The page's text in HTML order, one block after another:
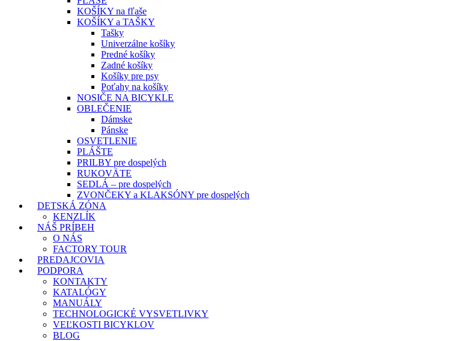
KOŠÍKY na fľaše
KOŠÍKY a TAŠKY
Tašky
Univerzálne košíky
Predné košíky
Zadné košíky
Košíky pre psy
Poťahy na košíky
NOSIČE NA BICYKLE
OBLEČENIE
Dámske
Pánske
OSVETLENIE
PLÁŠTE
PRILBY pre dospelých
RUKOVÄTE
SEDLÁ – pre dospelých
ZVONČEKY a KLAKSÓNY pre dospelých
DETSKÁ ZÓNA
KENZLÍK
NÁŠ PRÍBEH
O NÁS
FACTORY TOUR
PREDAJCOVIA
PODPORA
KONTAKTY
KATALÓGY
MANUÁLY
TECHNOLOGICKÉ VYSVETLIVKY
VEĽKOSTI BICYKLOV
BLOG